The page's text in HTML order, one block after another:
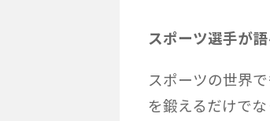
スポーツ選手が
スポーツの世界
を鍛えるだけで